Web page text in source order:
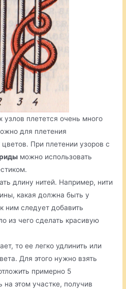
узлов плетется очень много
для плетения
При плетении узоров с
можно использовать
длину нитей. Например, нити
какая должна быть у
ним следует добавить
из чего сделать красивую
то ее легко удлинить или
Для этого нужно взять
примерно 5
на этом участке, получив